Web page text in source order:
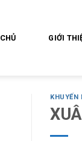
GIỚI
KHUYẾN